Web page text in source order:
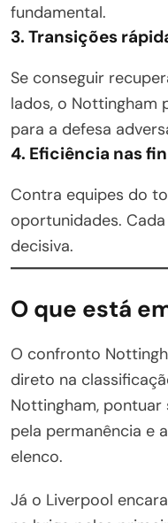
fundamental.
3. Transições
Se conseguir
lados, o Nottingham
para a defesa
4. Eficiência nas
Contra equipes do
oportunidades.
decisiva.
O que está
O confronto
direto na
Nottingham, pontuar
pela permanência e
elenco.
Já o Liverpool